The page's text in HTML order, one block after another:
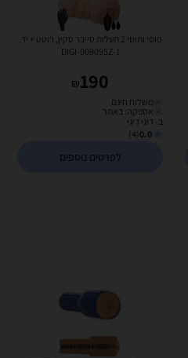
פוסי ותוסי 2 תעלות סייבר סקין, רוטט + יד.
DIGI-009095Z-1
190
₪
משלוח חינם
אספקה: באתר
ב- דיגי דיגי
0.0
(4)
לפרטים נוספים